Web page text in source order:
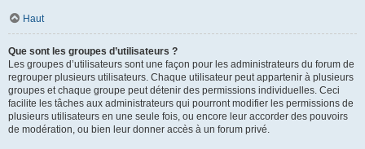
Haut
Que sont les groupes d’utilisateurs ?
Les groupes d’utilisateurs sont une façon pour les administrateurs du forum de
regrouper plusieurs utilisateurs. Chaque utilisateur peut appartenir à plusieurs
groupes et chaque groupe peut détenir des permissions individuelles. Ceci
facilite les tâches aux administrateurs qui pourront modifier les permissions de
plusieurs utilisateurs en une seule fois, ou encore leur accorder des pouvoirs
de modération, ou bien leur donner accès à un forum privé.